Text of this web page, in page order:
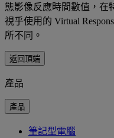
態影像反應時間數值，在
視乎使用的 Virtual
所不同。
返回頂端
產品
產品
筆記型電腦